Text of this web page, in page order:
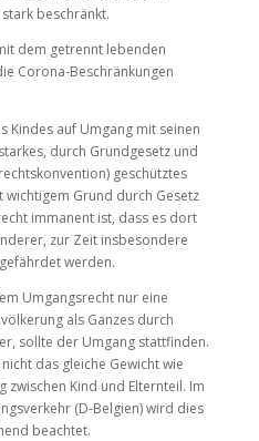
beschränkt.
dem getrennt lebenden
Corona-Beschränkungen
Kindes auf Umgang mit seinen
durch Grundgesetz und
geschütztes
wichtigem Grund durch Gesetz
immanent ist, dass es dort
zur Zeit insbesondere
werden.
Umgangsrecht nur eine
als Ganzes durch
sollte der Umgang stattfinden.
das gleiche Gewicht wie
zwischen Kind und Elternteil. Im
(D-Belgien) wird dies
beachtet.